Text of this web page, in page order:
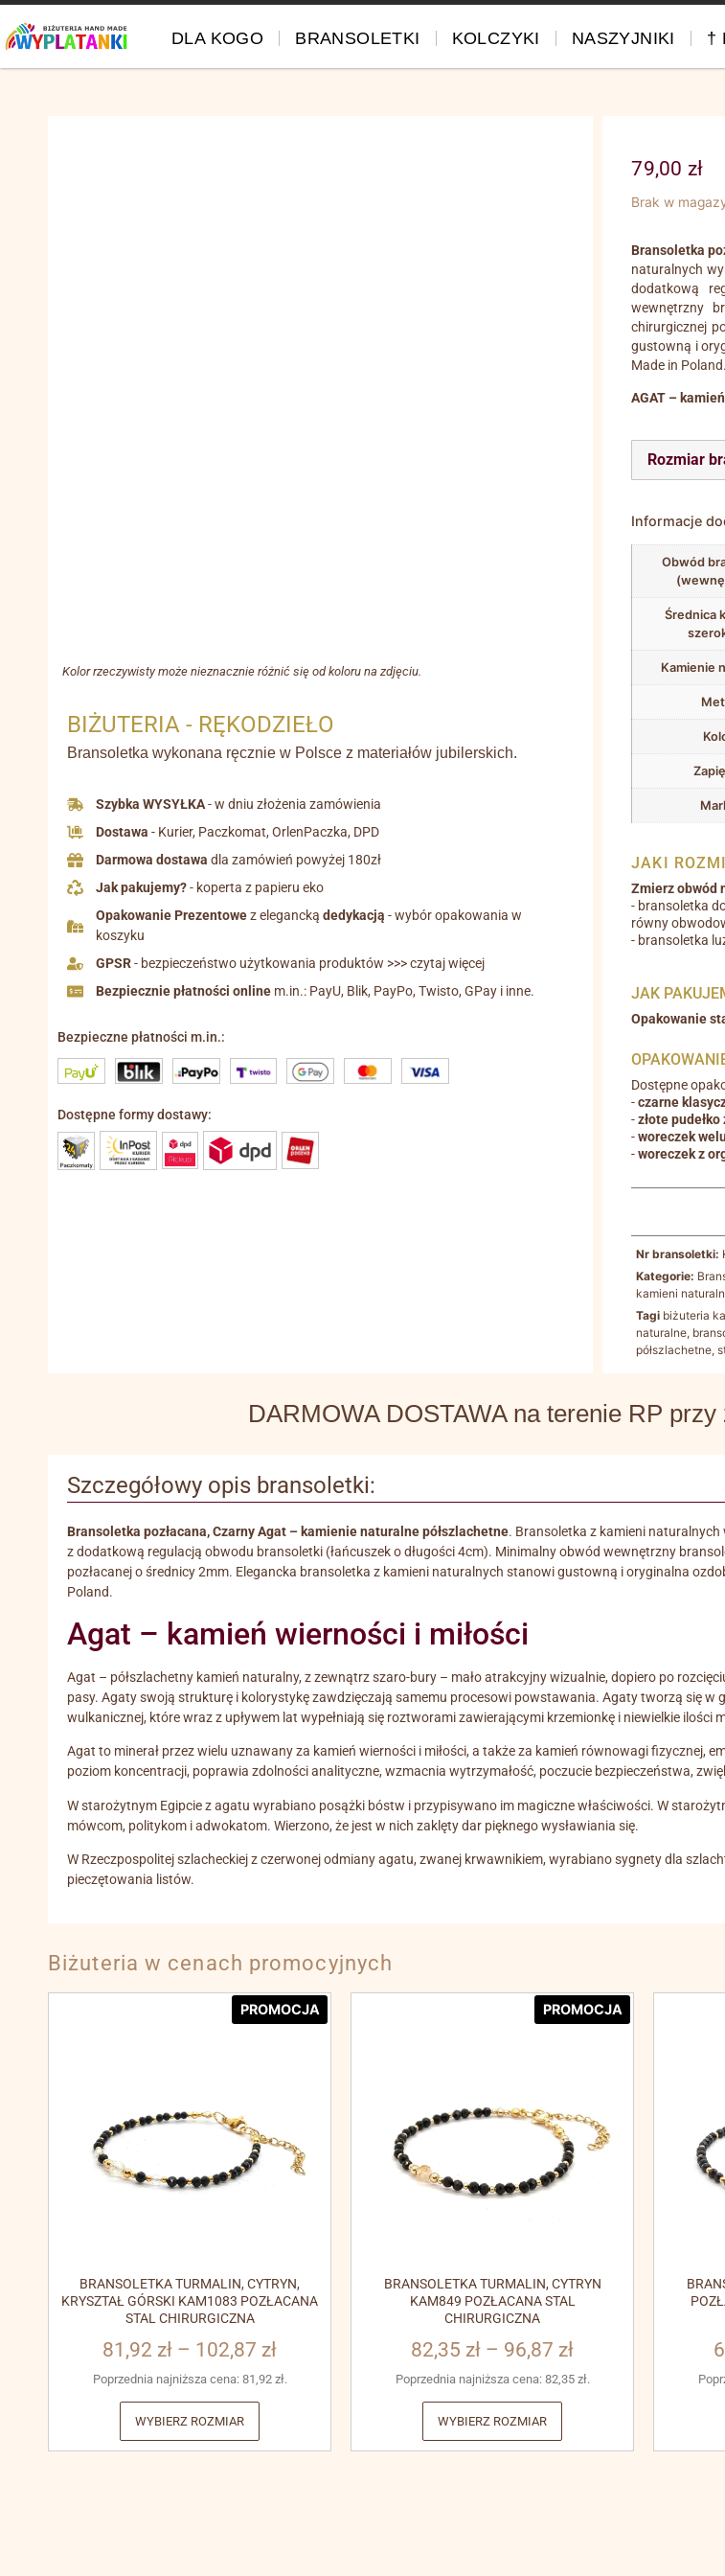
DLA KOGO BRANSOLETKI KOLCZYKI NASZYJNIKI †
Kolor rzeczywisty może nieznacznie różnić się od koloru na zdjęciu.
BIŻUTERIA - RĘKODZIEŁO
Bransoletka wykonana ręcznie w Polsce z materiałów jubilerskich.
Szybka WYSYŁKA- w dniu złożenia zamówienia
Dostawa - Kurier, Paczkomat, OrlenPaczka, DPD
Darmowa dostawa dla zamówień powyżej 180zł
Jak pakujemy?- koperta z papieru eko
Opakowanie Prezentowez eleganckądedykacją - wybór opakowania w
koszyku
GPSR- bezpieczeństwo użytkowania produktów >>> czytaj więcej
Bezpiecznie płatności online m.in.: PayU, Blik, PayPo, Twisto, GPay i inne.
Bezpieczne płatności m.in.:
Dostępne formy dostawy:
79,00 zł
Brak w
Bransoletka
naturalnych
dodatkową
wewnętrzny
chirurgicznej
gustowną i
Made in Poland.
AGAT –
Rozmiar
Informacje
Obwód
Średnica
Kamienie
JAKI
Zmierz obwód
- bransoletka
równy
- bransoletka
JAK
Opakowanie
Dostępne
-czarne
-złote
-woreczek
-woreczek z
Nr bransoletki:
Kategorie:
kamieni
Tagi biżuteria
naturalne,
półszlachetne,
DARMOWA DOSTAWA na terenie RP
Szczegółowy opis bransoletki:
Bransoletka pozłacana, Czarny Agat – kamienie naturalne półszlachetne. Bransoletka z kamieni naturalnych
z dodatkową regulacją obwodu bransoletki (łańcuszek o długości 4cm). Minimalny obwód wewnętrzny
pozłacanej o średnicy 2mm. Elegancka bransoletka z kamieni naturalnych stanowi gustowną i oryginalna
Poland.
Agat – kamień wierności i miłości
Agat – półszlachetny kamień naturalny, z zewnątrz szaro-bury – mało atrakcyjny wizualnie, dopiero po
pasy. Agaty swoją strukturę i kolorystykę zawdzięczają samemu procesowi powstawania. Agaty tworzą się
wulkanicznej, które wraz z upływem lat wypełniają się roztworami zawierającymi krzemionkę i niewielkie ilości
Agat to minerał przez wielu uznawany za kamień wierności i miłości, a także za kamień równowagi fizycznej,
poziom koncentracji, poprawia zdolności analityczne, wzmacnia wytrzymałość, poczucie bezpieczeństwa,
W starożytnym Egipcie z agatu wyrabiano posążki bóstw i przypisywano im magiczne właściwości. W
mówcom, politykom i adwokatom. Wierzono, że jest w nich zaklęty dar pięknego wysławiania się.
W Rzeczpospolitej szlacheckiej z czerwonej odmiany agatu, zwanej krwawnikiem, wyrabiano sygnety dla
pieczętowania listów.
Biżuteria w cenach promocyjnych
PROMOCJA
BRANSOLETKA TURMALIN, CYTRYN,
KRYSZTAŁ GÓRSKI KAM1083 POZŁACANA
STAL CHIRURGICZNA
81,92 zł – 102,87 zł
Poprzednia najniższa cena: 81,92 zł.
WYBIERZ ROZMIAR
PROMOCJA
BRANSOLETKA TURMALIN, CYTRYN
KAM849 POZŁACANA STAL
CHIRURGICZNA
82,35 zł – 96,87 zł
Poprzednia najniższa cena: 82,35 zł.
WYBIERZ ROZMIAR